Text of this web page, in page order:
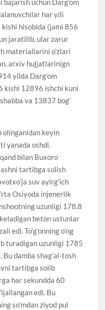
har yili
kishi hisobida (jami 856
jaratilib, ular zarur
materiallarini o’zlari
arxiv hujjatlarinign
yilda Darg’om
kishi 12896 ishchi kuni
va 13837 bog’
olinganidan keyin
yanada oshdi.
bilan Buxoro
tartibga solish
suv ayirg’ich
Osiyoda injenerlik
uzunligi 178.8
keladigan beton ustunlar
edi. To’g’onning o’ng
turadigan uzunligi 1785
damba shag’al-tosh
tartibga solib
har sekundda 60
edi. Bu
so’mdan ziyod pul